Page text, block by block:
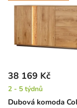
Dubová komoda
38 169 Kč
2 - 5 týdnů